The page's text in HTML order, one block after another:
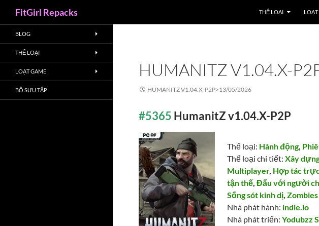
FitGirl Repacks THỂ LOẠI
HUMANITZ V1.04.X-
HUMANITZ V1.04.X-P2P>13/05/2026
#5365 HumanitZ v1.04.X-P2P
Thể loại: Hành động,
Thể loại chi tiết:Xây
Multiplayer, Hợp tác
tận thế,Đấu với người
Sống sót kinh dị,Zombies
Nhà phát hành: indie.io
Nhà phát triển:Yodubzz
BLOG
THỂ LOẠI
LOẠT GAME
BỘ SƯU TẬP